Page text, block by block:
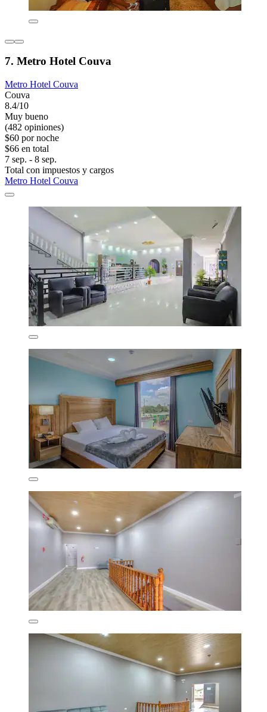
7. Metro Hotel Couva
Metro Hotel Couva
Couva
8.4/10
Muy bueno
(482 opiniones)
$60 por noche
$66 en total
7 sep. - 8 sep.
Total con impuestos y cargos
Metro Hotel Couva